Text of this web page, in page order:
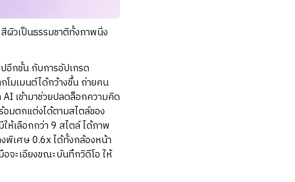
ผิวเป็นธรรมชาติทั้งภาพนิ่ง
อีกขั้น กับการอัปเกรด
มเมนต์ได้กว้างขึ้น ถ่ายคน
เข้ามาช่วยปลดล็อกความคิด
มตกแต่งได้ตามสไตล์ของ
เลือกกว่า 9 สไตล์ ได้ภาพ
พิเศษ 0.6x ได้ทั้งกล้องหน้า
จะเอียงขณะบันทึกวิดีโอ ให้